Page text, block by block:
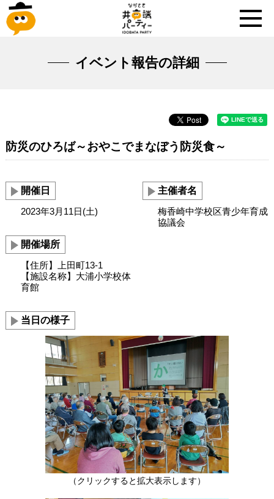
イベント報告の詳細
防災のひろば～おやこでまなぼう防災食～
開催日
2023年3月11日(土)
開催場所
【住所】上田町13-1
【施設名称】大浦小学校体
育館
主催者名
梅香崎中学校区青少年育成
協議会
当日の様子
（クリックすると拡大表示します）